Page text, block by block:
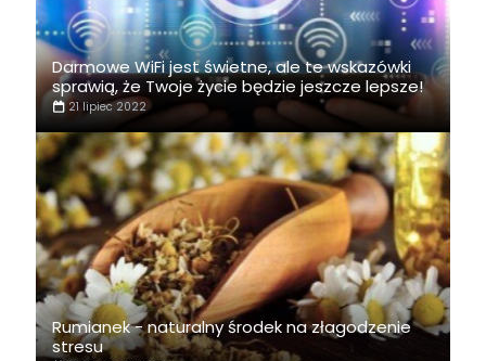
Darmowe WiFi jest świetne, ale te wskazówki
sprawią, że Twoje życie będzie jeszcze lepsze!
21 lipiec 2022
Rumianek - naturalny środek na złagodzenie
stresu